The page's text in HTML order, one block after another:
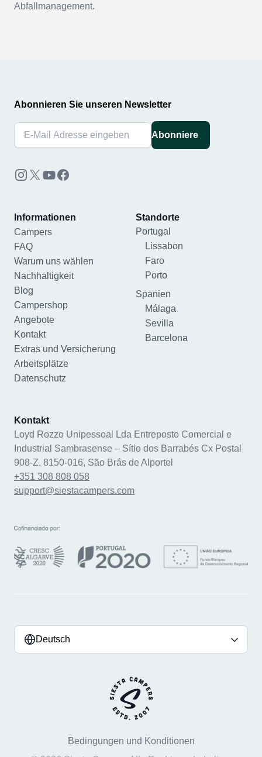
Abfallmanagement.
Abonnieren Sie unseren Newsletter
Abonniere
Informationen
Campers
FAQ
Warum uns wählen
Nachhaltigkeit
Blog
Campershop
Angebote
Kontakt
Extras und Versicherung
Arbeitsplätze
Datenschutz
Standorte
Portugal
Lissabon
Faro
Porto
Spanien
Málaga
Sevilla
Barcelona
Kontakt
Loyd Rozzo Unipessoal Lda Entreposto Comercial e
Industrial Sambrasense – Sítio dos Barrabés Cx Postal
908-Z, 8150-016, São Brás de Alportel
+351 308 808 058
support@siestacampers.com
Deutsch
Bedingungen und Konditionen